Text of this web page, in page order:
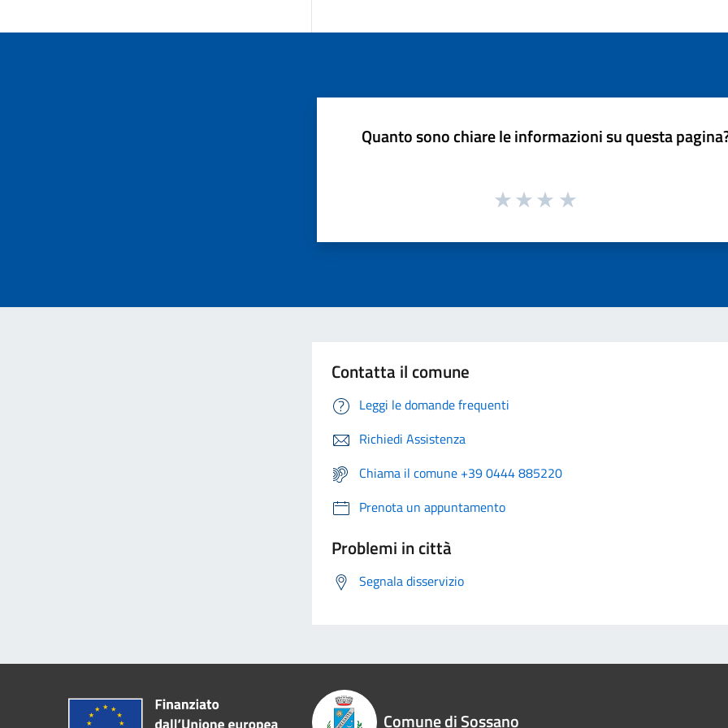
Quanto sono chiare le informazioni su questa
Contatta il comune
Leggi le domande frequenti
Richiedi Assistenza
Chiama il comune +39 0444 885220
Prenota un appuntamento
Problemi in città
Segnala disservizio
Comune di Sossano